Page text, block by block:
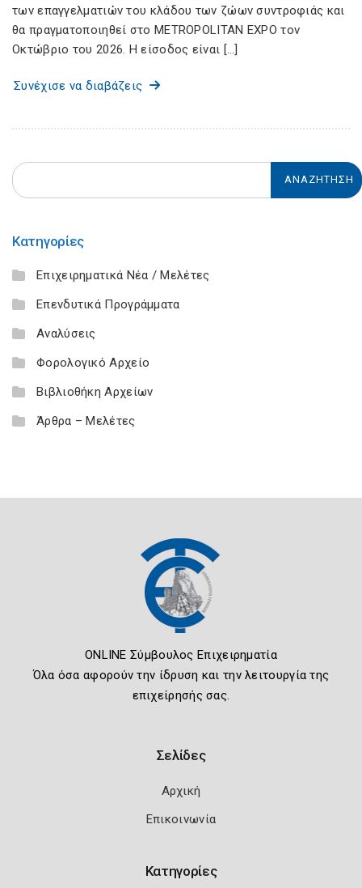
των επαγγελματιών του κλάδου των ζώων συντροφιάς και
θα πραγματοποιηθεί στο METROPOLITAN EXPO τον
Οκτώβριο του 2026. Η είσοδος είναι […]
Συνέχισε να διαβάζεις
Κατηγορίες
Επιχειρηματικά Νέα / Μελέτες
Επενδυτικά Προγράμματα
Αναλύσεις
Φορολογικό Αρχείο
Βιβλιοθήκη Αρχείων
Άρθρα – Μελέτες
ONLINE Σύμβουλος Επιχειρηματία
Όλα όσα αφορούν την ίδρυση και την λειτουργία της
επιχείρησής σας.
Σελίδες
Αρχική
Επικοινωνία
Κατηγορίες